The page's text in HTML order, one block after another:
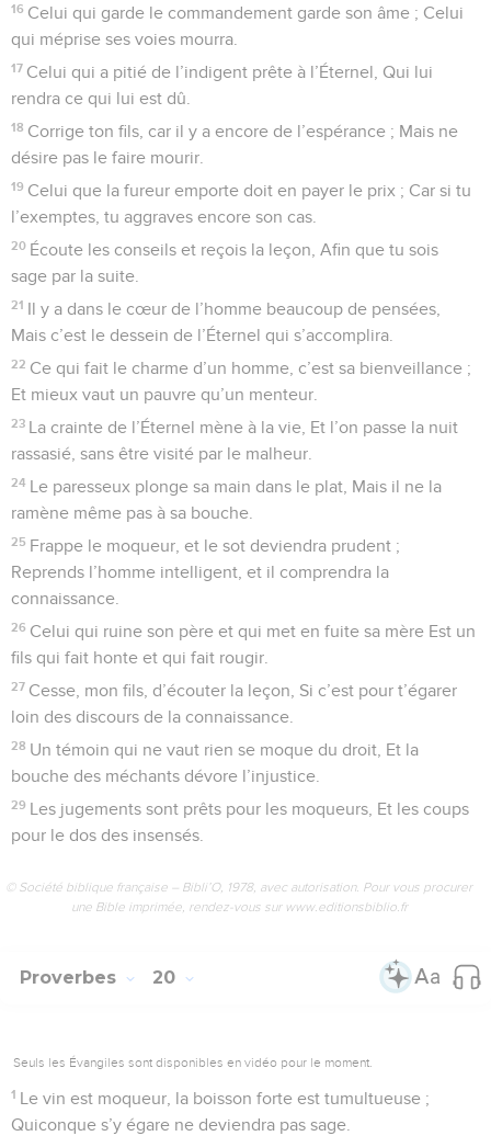
16 Celui qui garde le commandement garde son âme ; Celui
qui méprise ses voies mourra.
17 Celui qui a pitié de l’indigent prête à l’Éternel, Qui lui
rendra ce qui lui est dû.
18 Corrige ton fils, car il y a encore de l’espérance ; Mais ne
désire pas le faire mourir.
19 Celui que la fureur emporte doit en payer le prix ; Car si tu
l’exemptes, tu aggraves encore son cas.
20 Écoute les conseils et reçois la leçon, Afin que tu sois
sage par la suite.
21 Il y a dans le cœur de l’homme beaucoup de pensées,
Mais c’est le dessein de l’Éternel qui s’accomplira.
22 Ce qui fait le charme d’un homme, c’est sa bienveillance ;
Et mieux vaut un pauvre qu’un menteur.
23 La crainte de l’Éternel mène à la vie, Et l’on passe la nuit
rassasié, sans être visité par le malheur.
24 Le paresseux plonge sa main dans le plat, Mais il ne la
ramène même pas à sa bouche.
25 Frappe le moqueur, et le sot deviendra prudent ;
Reprends l’homme intelligent, et il comprendra la
connaissance.
26 Celui qui ruine son père et qui met en fuite sa mère Est un
fils qui fait honte et qui fait rougir.
27 Cesse, mon fils, d’écouter la leçon, Si c’est pour t’égarer
loin des discours de la connaissance.
28 Un témoin qui ne vaut rien se moque du droit, Et la
bouche des méchants dévore l’injustice.
29 Les jugements sont prêts pour les moqueurs, Et les coups
pour le dos des insensés.
© Société biblique française – Bibli’O, 1978, avec autorisation. Pour vous procurer
une Bible imprimée, rendez-vous sur www.editionsbiblio.fr
Proverbes 20
Seuls les Évangiles sont disponibles en vidéo pour le moment.
1 Le vin est moqueur, la boisson forte est tumultueuse ;
Quiconque s’y égare ne deviendra pas sage.